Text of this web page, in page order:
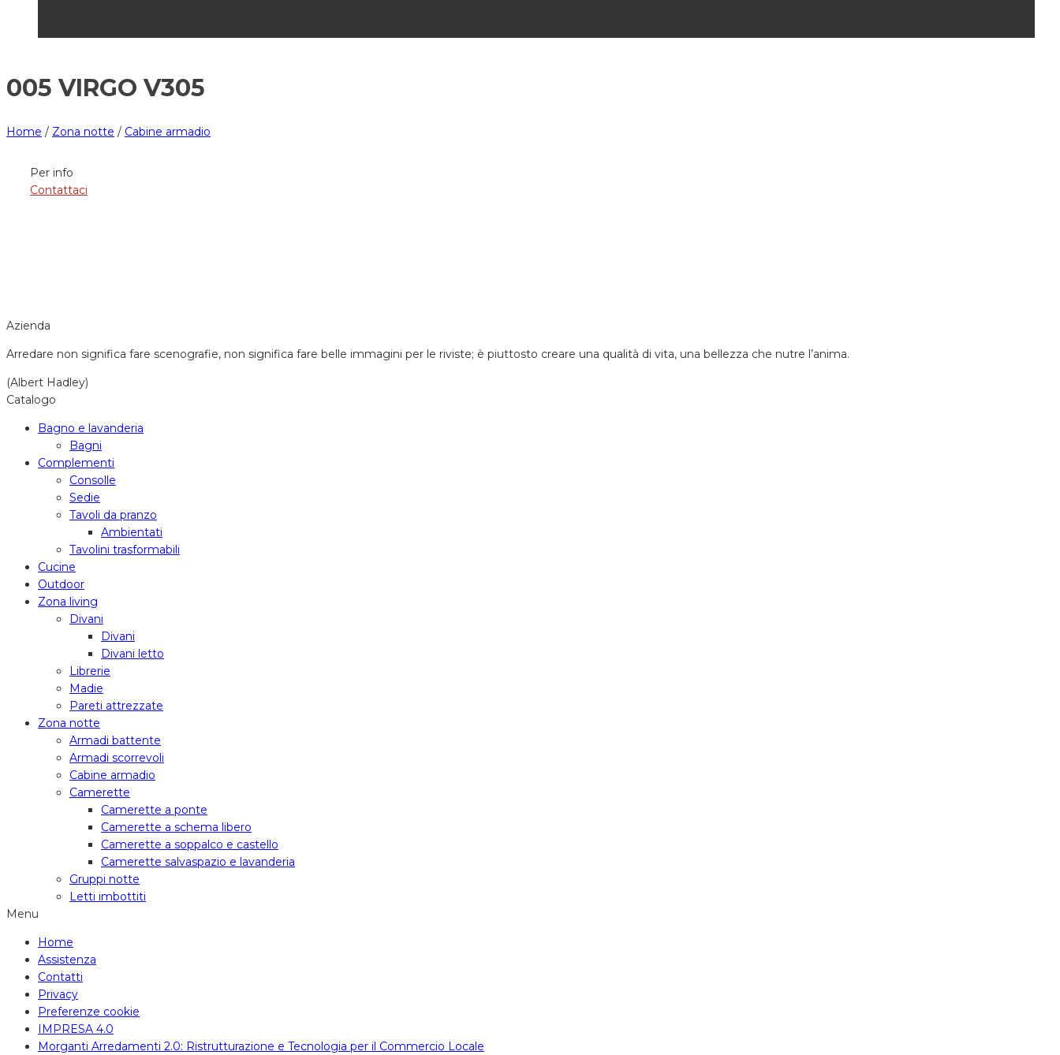
005 VIRGO V305
Home / Zona notte / Cabine armadio
Per info
Contattaci
Azienda
Arredare non significa fare scenografie, non significa fare belle immagini per le riviste; è piuttosto creare una qualità di vita, una bellezza che nutre l’anima.
(Albert Hadley)
Catalogo
Bagno e lavanderia
Bagni
Complementi
Consolle
Sedie
Tavoli da pranzo
Ambientati
Tavolini trasformabili
Cucine
Outdoor
Zona living
Divani
Divani
Divani letto
Librerie
Madie
Pareti attrezzate
Zona notte
Armadi battente
Armadi scorrevoli
Cabine armadio
Camerette
Camerette a ponte
Camerette a schema libero
Camerette a soppalco e castello
Camerette salvaspazio e lavanderia
Gruppi notte
Letti imbottiti
Menu
Home
Assistenza
Contatti
Privacy
Preferenze cookie
IMPRESA 4.0
Morganti Arredamenti 2.0: Ristrutturazione e Tecnologia per il Commercio Locale